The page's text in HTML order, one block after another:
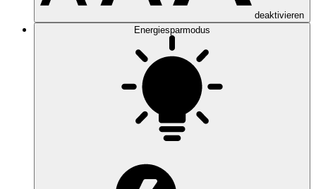
deaktivieren
Energiesparmodus